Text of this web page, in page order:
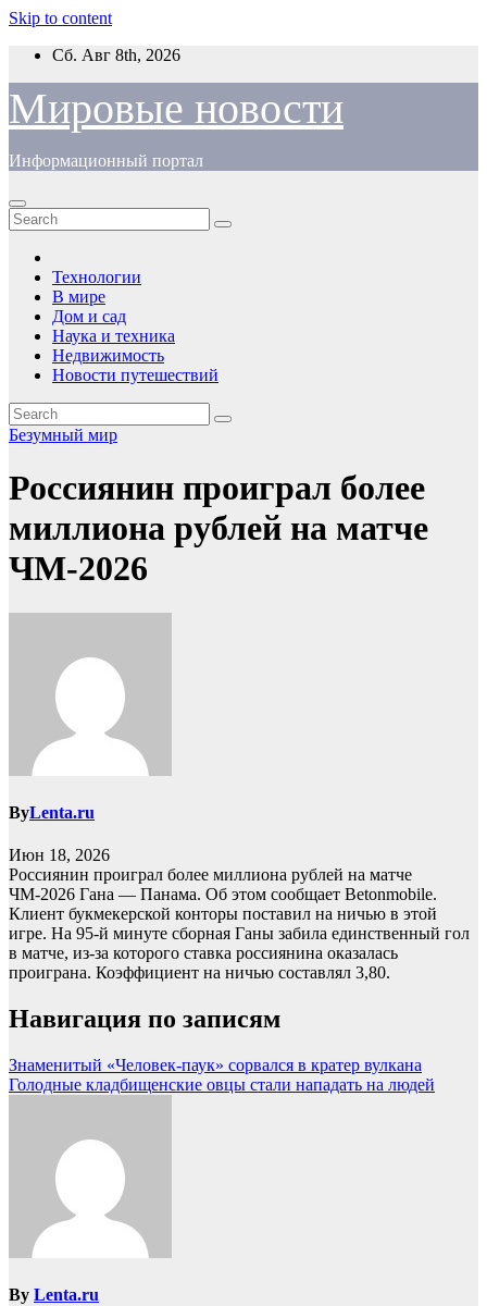
Skip to content
Сб. Авг 8th, 2026
Мировые новости
Информационный портал
Технологии
В мире
Дом и сад
Наука и техника
Недвижимость
Новости путешествий
Безумный мир
Россиянин проиграл более
миллиона рублей на матче
ЧМ-2026
ByLenta.ru
Июн 18, 2026
Россиянин проиграл более миллиона рублей на матче
ЧМ-2026 Гана — Панама. Об этом сообщает Betonmobile.
Клиент букмекерской конторы поставил на ничью в этой
игре. На 95-й минуте сборная Ганы забила единственный гол
в матче, из-за которого ставка россиянина оказалась
проиграна. Коэффициент на ничью составлял 3,80.
Навигация по записям
Знаменитый «Человек-паук» сорвался в кратер вулкана
Голодные кладбищенские овцы стали нападать на людей
By Lenta.ru